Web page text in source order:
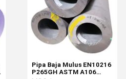
Tur Pabrik
Pipa Baja Mulus EN10216
P265GH ASTM A106